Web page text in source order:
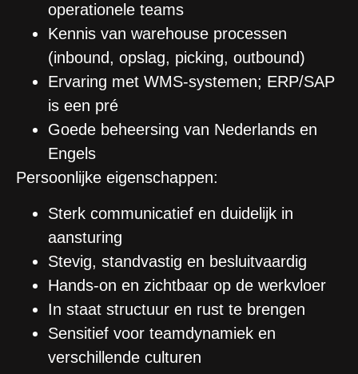
operationele teams
Kennis van warehouse processen
(inbound, opslag, picking, outbound)
Ervaring met WMS-systemen; ERP/SAP
is een pré
Goede beheersing van Nederlands en
Engels
Persoonlijke eigenschappen:
Sterk communicatief en duidelijk in
aansturing
Stevig, standvastig en besluitvaardig
Hands-on en zichtbaar op de werkvloer
In staat structuur en rust te brengen
Sensitief voor teamdynamiek en
verschillende culturen